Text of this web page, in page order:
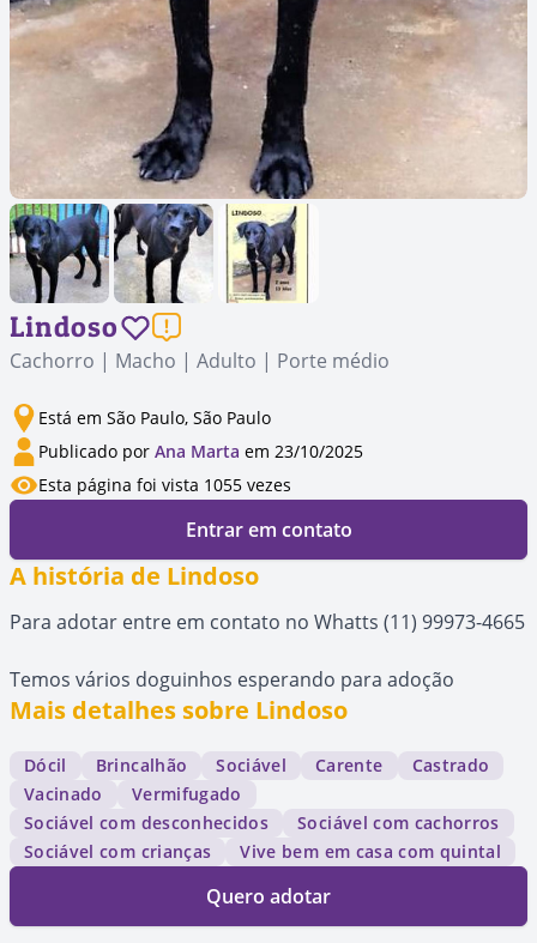
Lindoso
Cachorro | Macho | Adulto | Porte médio
Está em São Paulo, São Paulo
Publicado por Ana Marta em 23/10/2025
Esta página foi vista 1055 vezes
Entrar em contato
A história de Lindoso
Para adotar entre em contato no Whatts (11) 99973-4665
Temos vários doguinhos esperando para adoção
Mais detalhes sobre Lindoso
Dócil Brincalhão Sociável Carente
Castrado
Vacinado
Vermifugado
Sociável com desconhecidos
Sociável com cachorros
Sociável com crianças
Vive bem em casa com quintal
Quero adotar